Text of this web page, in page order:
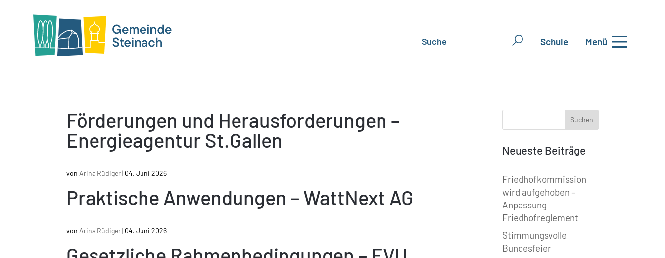
Schule Menü
Förderungen und Herausforderungen –
Energieagentur St.Gallen
von Arina Rüdiger| 04. Juni 2026
Praktische Anwendungen – WattNext AG
von Arina Rüdiger| 04. Juni 2026
Neueste Beiträge
Friedhofkommission
wird aufgehoben –
Anpassung
Friedhofreglement
Stimmungsvolle
Bundesfeier